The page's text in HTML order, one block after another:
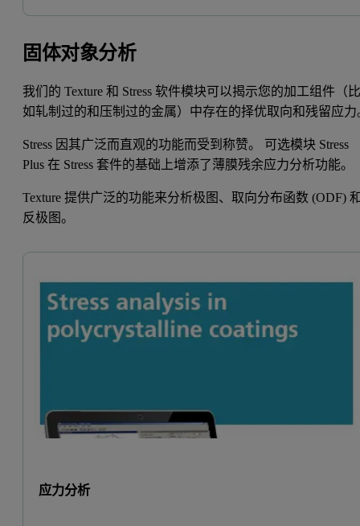
固体对象分析
我们的 Texture 和 Stress 软件模块可以揭示您的加工组件（
如轧制过的和压制过的金属）中存在的择优取向和残留应力
Stress 因其广泛而直观的功能而受到称赞。 可选模块 Stress
Plus 在 Stress 套件的基础上增添了薄膜残余应力分析功能。
Texture 提供广泛的功能来分析极图、取向分布函数 (ODF)
反极图。
应力分析